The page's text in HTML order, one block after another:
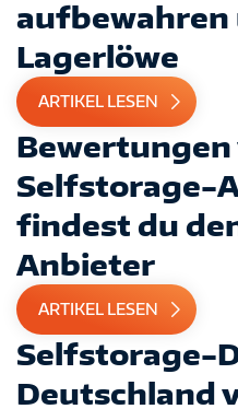
aufbewahren
Lagerlöwe
ARTIKEL LESEN
Bewertungen
Selfstorage-
findest du
Anbieter
ARTIKEL LESEN
Selfstorage-
Deutschland